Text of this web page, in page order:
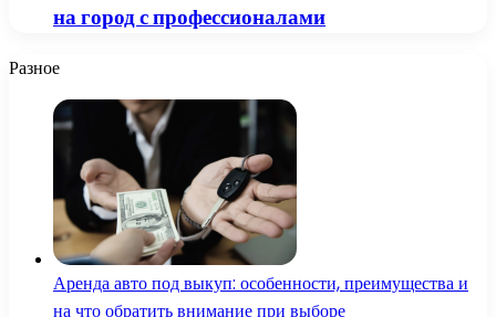
на город с профессионалами
Разное
Аренда авто под выкуп: особенности, преимущества и
на что обратить внимание при выборе